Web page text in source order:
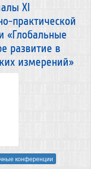
XI
практической
«Глобальные
развитие в
измерений»
конференции